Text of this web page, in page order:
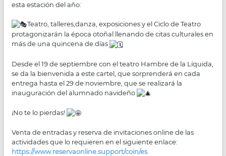
esta estación del año:
Teatro, talleres,danza, exposiciones y el Ciclo de Teatro
protagonizarán la época otoñal llenando de citas culturales en
más de una quincena de días
Desde el 19 de septiembre con el teatro Hambre de la Líquida,
se da la bienvenida a este cartel, que sorprenderá en cada
entrega hasta el 29 de noviembre, que se realizará la
inauguración del alumnado navideño
¡No te lo pierdas!
Venta de entradas y reserva de invitaciones online de las
actividades que lo requieren en el siguiente enlace:
https://www.reservaonline.support/coin/es